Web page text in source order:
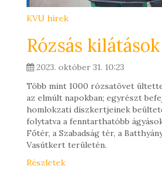
KVU hírek
Rózsás kilátások
2023. október 31. 10:23
Több mint 1000 rózsatövet
az elmúlt napokban; egyrészt
homlokzati díszkertjeinek
folytatva a fenntarthatóbb
Főtér, a Szabadság tér, a
Vasútkert területén.
Részletek